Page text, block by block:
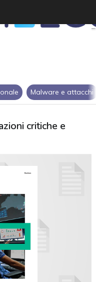
Malware e attacchi
critiche e